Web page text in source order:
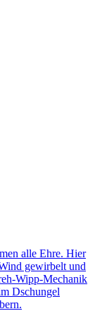
alle Ehre. Hier
gewirbelt und
Wipp-Mechanik
Dschungel